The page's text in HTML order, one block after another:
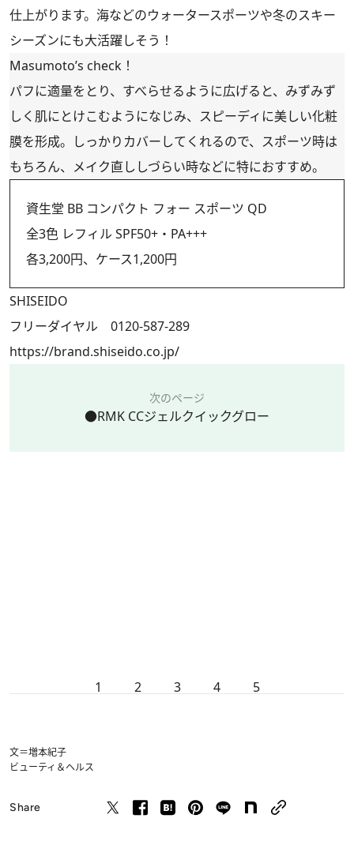
仕上がります。海などのウォータースポーツや冬のスキー
シーズンにも大活躍しそう！
Masumoto’s check！
パフに適量をとり、すべらせるように広げると、みずみず
しく肌にとけこむようになじみ、スピーディに美しい化粧
膜を形成。しっかりカバーしてくれるので、スポーツ時は
もちろん、メイク直ししづらい時などに特におすすめ。
資生堂 BB コンパクト フォー スポーツ QD
全3色 レフィル SPF50+・PA+++
各3,200円、ケース1,200円
SHISEIDO
フリーダイヤル 0120-587-289
https://brand.shiseido.co.jp/
次のページ
●RMK CCジェルクイックグロー
1 2 3 4 5
文＝増本紀子
ビューティ＆ヘルス
Share